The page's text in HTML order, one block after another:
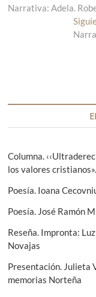
a
i
ó
n
d
e
e
n
t
r
n
e
i
o
:
Narrativa: Adela.
Columna.
los valores
Poesía. Ioana
Poesía. José Ramón
Reseña. Impronta:
Novajas
Presentación. Julieta
memorias Norteña